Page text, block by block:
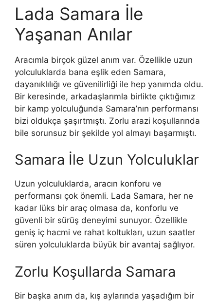
Lada Samara İle
Yaşanan Anılar
Aracımla birçok güzel anım var. Özellikle uzun
yolculuklarda bana eşlik eden Samara,
dayanıklılığı ve güvenilirliği ile hep yanımda oldu.
Bir keresinde, arkadaşlarımla birlikte çıktığımız
bir kamp yolculuğunda Samara’nın performansı
bizi oldukça şaşırtmıştı. Zorlu arazi koşullarında
bile sorunsuz bir şekilde yol almayı başarmıştı.
Samara İle Uzun Yolculuklar
Uzun yolculuklarda, aracın konforu ve
performansı çok önemli. Lada Samara, her ne
kadar lüks bir araç olmasa da, konforlu ve
güvenli bir sürüş deneyimi sunuyor. Özellikle
geniş iç hacmi ve rahat koltukları, uzun saatler
süren yolculuklarda büyük bir avantaj sağlıyor.
Zorlu Koşullarda Samara
Bir başka anım da, kış aylarında yaşadığım bir